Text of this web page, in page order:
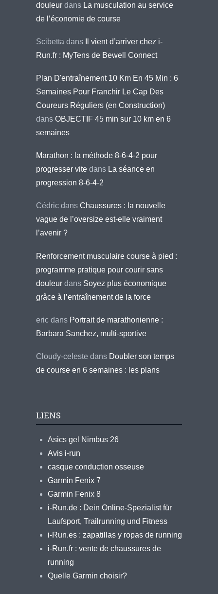
douleur dans La musculation au service
de l’économie de course
Scibetta dans
Il vient d’arriver chez i-
Run.fr : MyTens de Bewell Connect
Plan D'entraînement 10 Km En 45 Min : 6
Semaines Pour Franchir Le Cap Des
Coureurs Réguliers (en Construction)
dans OBJECTIF 45 min sur 10 km en 6
semaines
Marathon : la méthode 8-6-4-2 pour
progresser vite dans La séance en
progression 8-6-4-2
Cédric dans Chaussures : la nouvelle
vague de l’oversize est-elle vraiment
l’avenir ?
Renforcement musculaire course à pied :
programme pratique pour courir sans
douleur dans Soyez plus économique
grâce à l’entraînement de la force
eric dans Portrait de marathonienne :
Barbara Sanchez, multi-sportive
Cloudy-celeste dans Doubler son temps
de course en 6 semaines : les plans
LIENS
Asics gel Nimbus 26
Avis i-run
casque conduction osseuse
Garmin Fenix 7
Garmin Fenix 8
i-Run.de : Dein Online-Spezialist für
Laufsport, Trailrunning und Fitness
i-Run.es : zapatillas y ropas de running
i-Run.fr : vente de chaussures de
running
Quelle Garmin choisir?